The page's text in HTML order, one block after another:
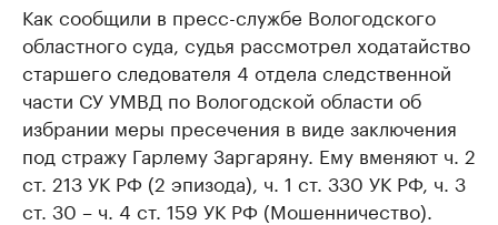
Как сообщили в пресс-службе Вологодского
областного суда, судья рассмотрел ходатайство
старшего следователя 4 отдела следственной
части СУ УМВД по Вологодской области об
избрании меры пресечения в виде заключения
под стражу Гарлему Заргаряну. Ему вменяют ч. 2
ст. 213 УК РФ (2 эпизода), ч. 1 ст. 330 УК РФ, ч. 3
ст. 30 – ч. 4 ст. 159 УК РФ (Мошенничество).